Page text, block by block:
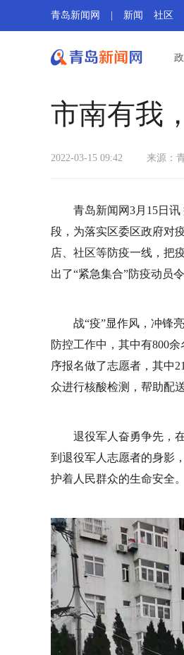
青岛新闻网 新闻 社区
市南有我
2022-03-15 09:42 来源：
青岛新闻网3月15日
段，为落实区委区政府对
店、社区等防疫一线，把
出了“紧急集合”防疫动员
战“疫”显作风，冲锋
防控工作中，其中有800
序报名做了志愿者，其中
众进行核酸检测，帮助配
退役军人奋勇争先，
到退役军人志愿者的身影
护着人民群众的生命安全。